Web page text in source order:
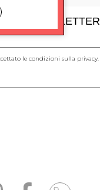
NEWSLETTER
le condizioni sulla privacy.